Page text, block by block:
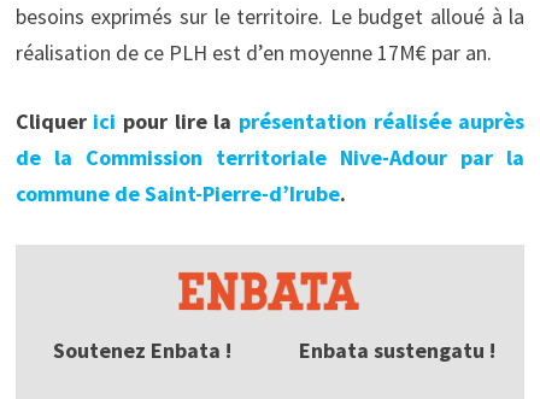
besoins exprimés sur le territoire. Le budget alloué à la
réalisation de ce PLH est d’en moyenne 17M€ par an.
Cliquer ici pour lire la présentation réalisée auprès
de la Commission territoriale Nive-Adour par la
commune de Saint-Pierre-d’Irube.
Soutenez Enbata ! Enbata sustengatu !